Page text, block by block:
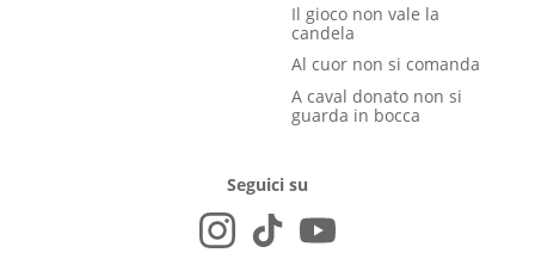
Il gioco non vale la
candela
Al cuor non si comanda
A caval donato non si
guarda in bocca
Seguici su